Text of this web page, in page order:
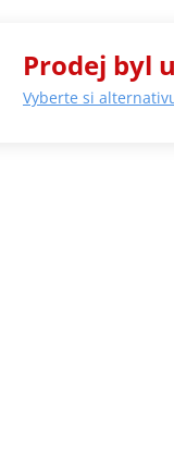
Prodej byl
Vyberte si